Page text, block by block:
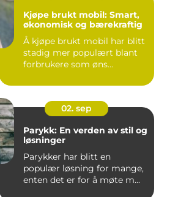
Kjøpe brukt mobil: Smart,
økonomisk og bærekraftig
Å kjøpe brukt mobil har blitt
stadig mer populært blant
forbrukere som øns...
02. sep
Parykk: En verden av stil og
løsninger
Parykker har blitt en
populær løsning for mange,
enten det er for å møte m...